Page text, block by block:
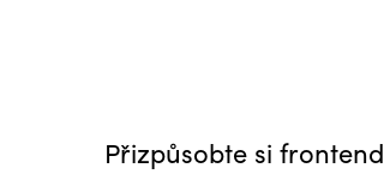
Přizpůsobte si frontend